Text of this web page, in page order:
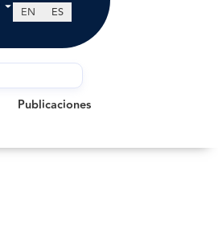
EN ES
Publicaciones
Publicaciones